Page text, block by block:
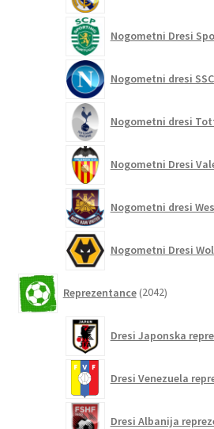
Nogometni Dresi
Nogometni dresi
Nogometni dresi
Nogometni Dresi
Nogometni dresi
Nogometni Dresi
Reprezentance 2042izdelkov
Dresi Japonska
Dresi Venezuela
Dresi Albanija